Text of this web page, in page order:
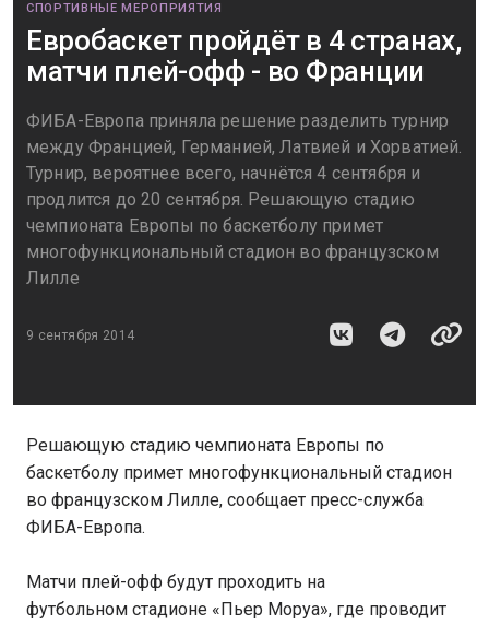
СПОРТИВНЫЕ МЕРОПРИЯТИЯ
Евробаскет пройдёт в 4 странах,
матчи плей-офф - во Франции
ФИБА-Европа приняла решение разделить турнир
между Францией, Германией, Латвией и Хорватией.
Турнир, вероятнее всего, начнётся 4 сентября и
продлится до 20 сентября. Решающую стадию
чемпионата Европы по баскетболу примет
многофункциональный стадион во французском
Лилле
9 сентября 2014
Решающую стадию чемпионата Европы по
баскетболу примет многофункциональный стадион
во французском Лилле, сообщает пресс-служба
ФИБА-Европа.
Матчи плей-офф будут проходить на
футбольном стадионе «Пьер Моруа», где проводит